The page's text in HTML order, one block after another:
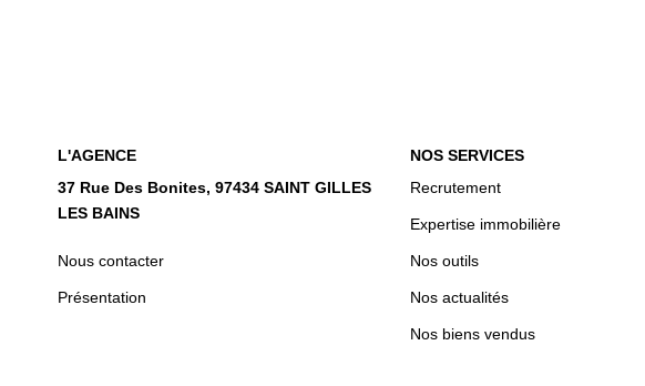
L'AGENCE
37 Rue Des Bonites, 97434 SAINT GILLES
LES BAINS
Nous contacter
Présentation
NOS SERVICES
Recrutement
Expertise immobilière
Nos outils
Nos actualités
Nos biens vendus